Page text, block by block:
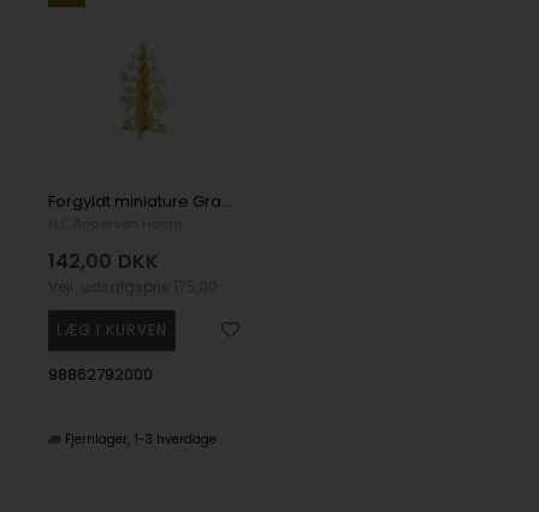
Forgyldt miniature Grantræ i 6 cm
142,00 DKK
98862792000
Fjernlager 1-3 hverdage